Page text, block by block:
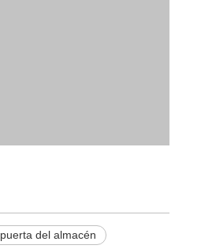
puerta del almacén